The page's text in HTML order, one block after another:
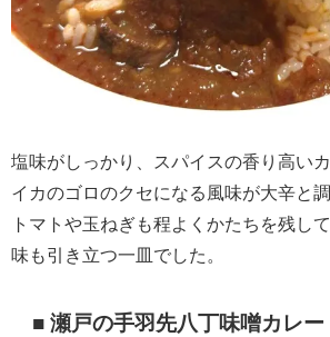
塩味がしっかり、スパイスの香り高いカ
イカのゴロのクセになる風味が大辛と
トマトや玉ねぎも程よくかたちを残し
味も引き立つ一皿でした。
■ 瀬戸の手羽先八丁味噌カレー